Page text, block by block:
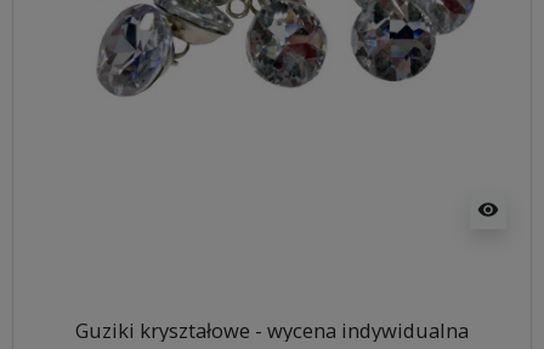
visibility
Guziki kryształowe - wycena indywidualna